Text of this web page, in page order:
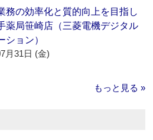
務の効率化と質的向上を目指し
薬局笹崎店（三菱電機デジタル
ション）
月31日 (金)
もっと見る »